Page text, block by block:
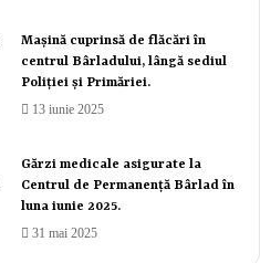
Mașină cuprinsă de flăcări în
centrul Bârladului, lângă sediul
Poliției și Primăriei.
13 iunie 2025
Gărzi medicale asigurate la
Centrul de Permanență Bârlad în
luna iunie 2025.
31 mai 2025